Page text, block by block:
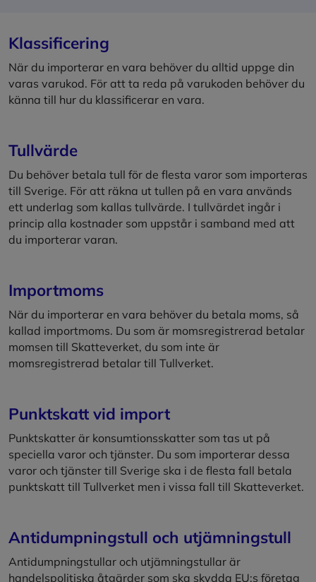
Klassificering
När du importerar en vara behöver du alltid uppge din
varas varukod. För att ta reda på varukoden behöver du
känna till hur du klassificerar en vara.
Tullvärde
Du behöver betala tull för de flesta varor som importeras
till Sverige. För att räkna ut tullen på en vara används
ett underlag som kallas tullvärde. I tullvärdet ingår i
princip alla kostnader som uppstår i samband med att
du importerar varan.
Importmoms
När du importerar en vara behöver du betala moms, så
kallad importmoms. Du som är momsregistrerad betalar
momsen till Skatteverket, du som inte är
momsregistrerad betalar till Tullverket.
Punktskatt vid import
Punktskatter är konsumtionsskatter som tas ut på
speciella varor och tjänster. Du som importerar dessa
varor och tjänster till Sverige ska i de flesta fall betala
punktskatt till Tullverket men i vissa fall till Skatteverket.
Antidumpningstull och utjämningstull
Antidumpningstullar och utjämningstullar är
handelspolitiska åtgärder som ska skydda EU:s företag